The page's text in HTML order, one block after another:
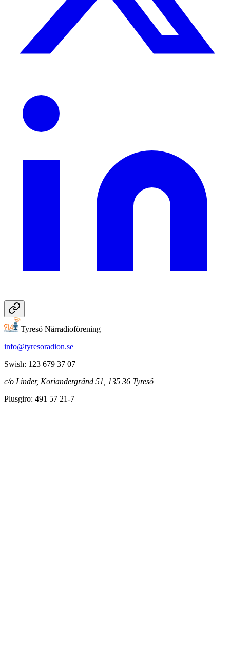
Tyresö Närradioförening
info@tyresoradion.se
Swish: 123 679 37 07
c/o Linder, Koriandergränd 51, 135 36 Tyresö
Plusgiro: 491 57 21-7